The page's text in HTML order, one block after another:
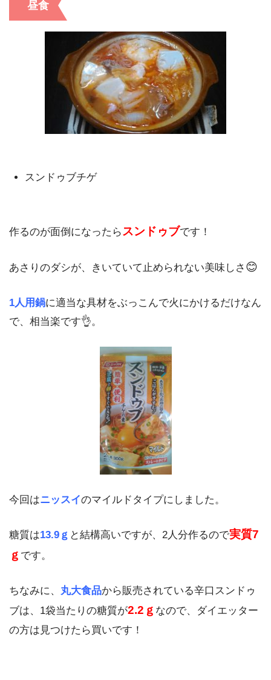
昼食
スンドゥブチゲ
作るのが面倒になったら スンドゥブです！
あさりのダシが、きいていて止められない美味しさ 😊
1人用鍋に適当な具材をぶっこんで火にかけるだけなん
で、相当楽です👌。
今回はニッスイのマイルドタイプにしました。
糖質は13.9ｇ と結構高いですが、2人分作るので実質7
ｇ です。
ちなみに、 丸大食品から販売されている辛口スンドゥ
ブは、1袋当たりの糖質が2.2ｇ なので、ダイエッター
の方は見つけたら買いです！